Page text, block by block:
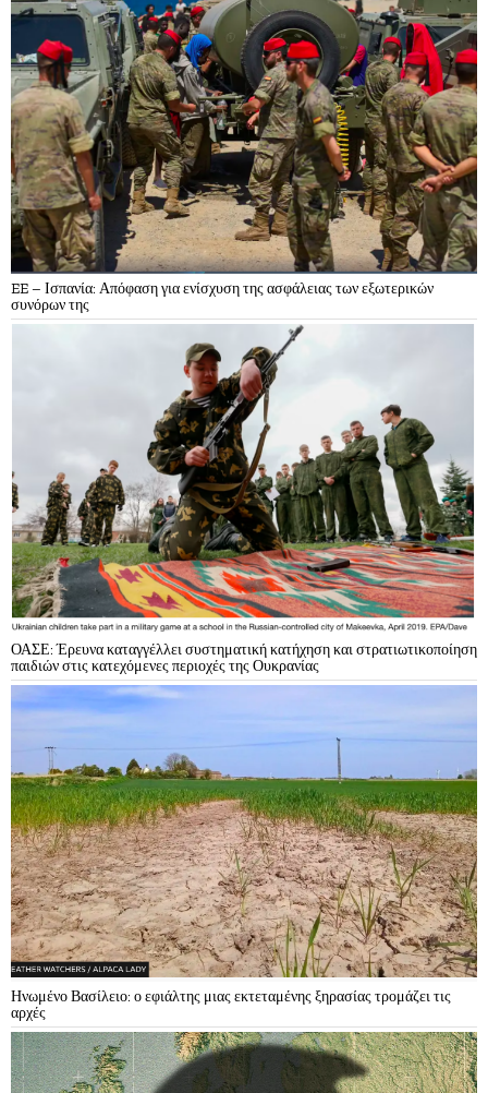
EE – Ισπανία: Απόφαση για ενίσχυση της ασφάλειας των εξωτερικών
συνόρων της
ΟΑΣΕ: Έρευνα καταγγέλλει συστηματική κατήχηση και στρατιωτικοποίηση
παιδιών στις κατεχόμενες περιοχές της Ουκρανίας
Ηνωμένο Βασίλειο: ο εφιάλτης μιας εκτεταμένης ξηρασίας τρομάζει τις
αρχές